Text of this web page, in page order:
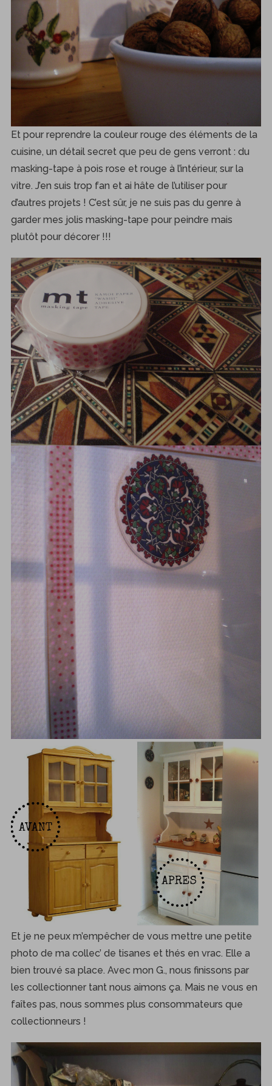
Et pour reprendre la couleur rouge des éléments de la
cuisine, un détail secret que peu de gens verront : du
masking-tape à pois rose et rouge à l’intérieur, sur la
vitre. J’en suis trop fan et ai hâte de l’utiliser pour
d’autres projets ! C’est sûr, je ne suis pas du genre à
garder mes jolis masking-tape pour peindre mais
plutôt pour décorer !!!
Et je ne peux m’empêcher de vous mettre une petite
photo de ma collec’ de tisanes et thés en vrac. Elle a
bien trouvé sa place. Avec mon G., nous finissons par
les collectionner tant nous aimons ça. Mais ne vous en
faîtes pas, nous sommes plus consommateurs que
collectionneurs !